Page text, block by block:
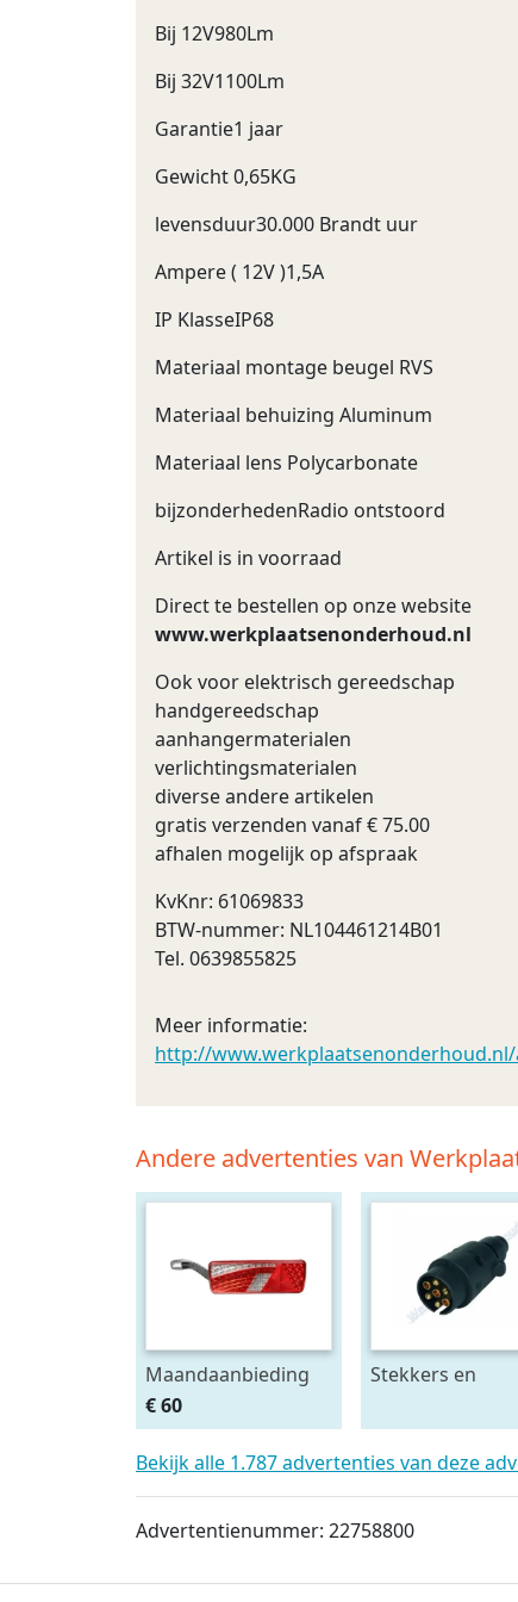
Bij 12V980Lm
Bij 32V1100Lm
Garantie1 jaar
Gewicht 0,65KG
levensduur30.000 Brandt uur
Ampere ( 12V )1,5A
IP KlasseIP68
Materiaal montage beugel RVS
Materiaal behuizing Aluminum
Materiaal lens Polycarbonate
bijzonderhedenRadio ontstoord
Artikel is in voorraad
Direct te bestellen op onze website
www.werkplaatsenonderhoud.nl
Ook voor elektrisch gereedschap
handgereedschap
aanhangermaterialen
verlichtingsmaterialen
diverse andere artikelen
gratis verzenden vanaf € 75.00
afhalen mogelijk op afspraak
KvKnr: 61069833
BTW-nummer: NL104461214B01
Tel. 0639855825
Meer informatie:
http://
Andere advertenties van
Maandaanbieding
Led achterlicht 12-
24V links m.
breedtelamp
€ 60
Stekkers en
diversen
Bekijk alle 1.787 advertenties van deze
Advertentienummer: 22758800